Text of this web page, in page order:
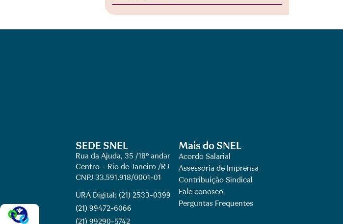
SEDE SNEL
Rua da Ajuda, 35 /18º andar
Centro – Rio de Janeiro /RJ
CNPJ 33.591.918/0001-01
URA Digital: (21) 2533-0399
(21) 99472-6066
(21) 99290-5742​
Mais do SNEL
Acordo Salarial
Assessoria de Imprensa
Contribuição Sindical
Fale conosco
Perguntas Frequentes